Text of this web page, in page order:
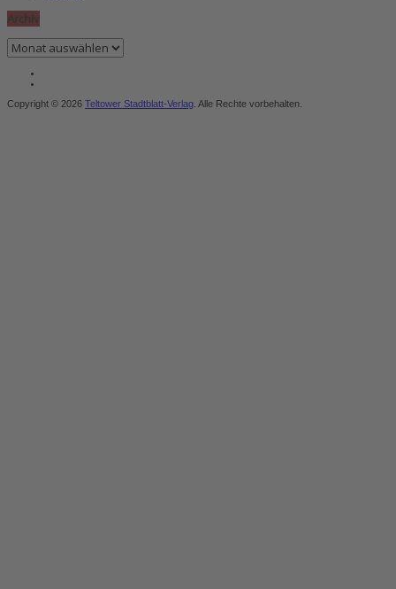
Archiv
Archiv
Copyright © 2026 Teltower Stadtblatt-Verlag . Alle Rechte vorbehalten.